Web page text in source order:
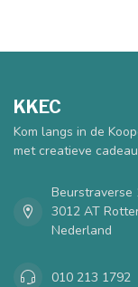
KKEC
Kom langs in de
met creatieve
Beurstraverse
3012 AT
Nederland
010 213 1792